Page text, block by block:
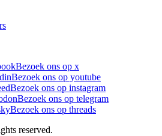
Bezoek ons op x
Bezoek ons op youtube
Bezoek ons op instagram
Bezoek ons op telegram
Bezoek ons op threads
reserved.